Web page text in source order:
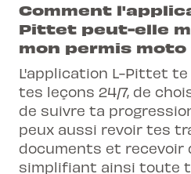
Comment
Pittet peut-elle
mon permis moto
L'application L-Pittet
tes leçons 24/7, de
de suivre ta
peux aussi revoir tes
documents et recevoir
simplifiant ainsi toute